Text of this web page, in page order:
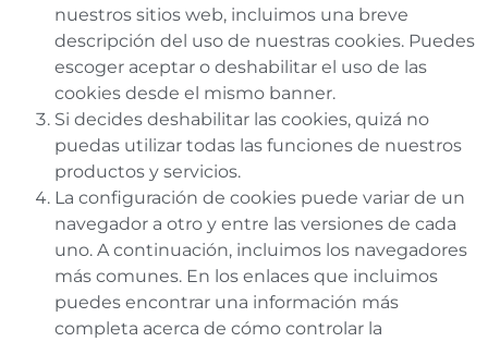
nuestros sitios web, incluimos una breve
descripción del uso de nuestras cookies. Puedes
escoger aceptar o deshabilitar el uso de las
cookies desde el mismo banner.
Si decides deshabilitar las cookies, quizá no
puedas utilizar todas las funciones de nuestros
productos y servicios.
La configuración de cookies puede variar de un
navegador a otro y entre las versiones de cada
uno. A continuación, incluimos los navegadores
más comunes. En los enlaces que incluimos
puedes encontrar una información más
completa acerca de cómo controlar la